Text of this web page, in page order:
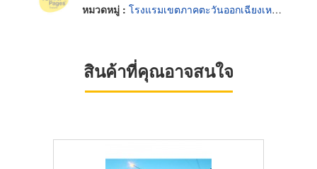
หมวดหมู่ : โรงแรมเขตภาคตะวันออกเฉียงเหนือ
สินค้าที่คุณอาจสนใจ